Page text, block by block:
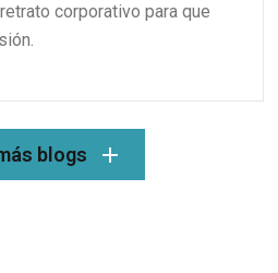
corporativo para que
blogs